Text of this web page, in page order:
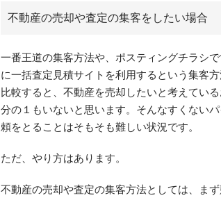
不動産の売却や査定の集客をしたい場合
一番王道の集客方法や、ポスティングチラシ
に一括査定見積サイトを利用するという集客
比較すると、不動産を売却したいと考えてい
分の１もいないと思います。そんなすくない
頼をとることはそもそも難しい状況です。
ただ、やり方はあります。
不動産の売却や査定の集客方法としては、ま